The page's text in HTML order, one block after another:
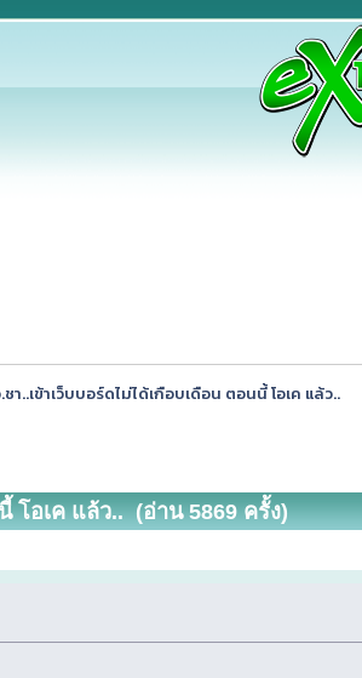
..เข้าเว็บบอร์ดไม่ได้เกือบเดือน ตอนนี้ โอเค แล้ว..
อเค แล้ว.. (อ่าน 5869 ครั้ง)